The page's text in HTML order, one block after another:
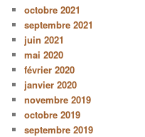
octobre 2021
septembre 2021
juin 2021
mai 2020
février 2020
janvier 2020
novembre 2019
octobre 2019
septembre 2019